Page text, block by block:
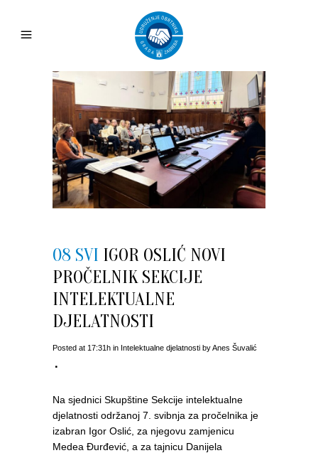
08 SVI IGOR OSLIĆ NOVI
PROČELNIK SEKCIJE
INTELEKTUALNE
DJELATNOSTI
Posted at 17:31h in Intelektualne djelatnosti byAnes Šuvalić
Na sjednici Skupštine Sekcije intelektualne
djelatnosti održanoj 7. svibnja za pročelnika je
izabran Igor Oslić, za njegovu zamjenicu
Medea Đurđević, a za tajnicu Danijela